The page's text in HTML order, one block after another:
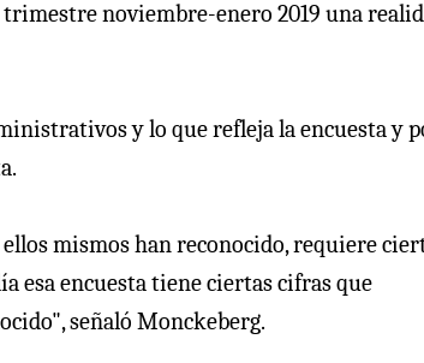
noviembre-enero 2019 una
y lo que refleja la encuesta y
mismos han reconocido, requiere
esa encuesta tiene ciertas cifras que
señaló Monckeberg.